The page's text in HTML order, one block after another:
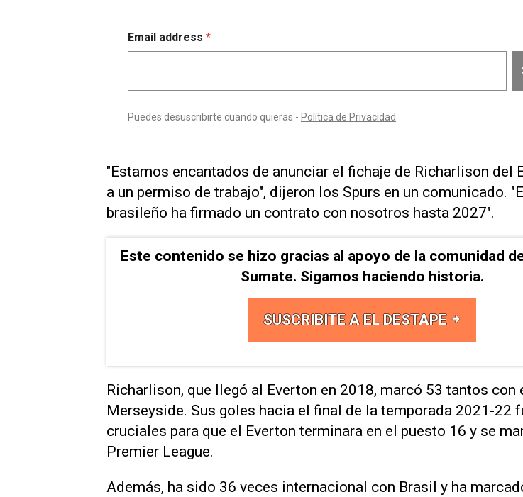
"Estamos encantados de anunciar el fichaje de Richarlison del
a un permiso de trabajo", dijeron los Spurs en un comunicado.
brasileño ha firmado un contrato con nosotros hasta 2027".
Este contenido se hizo gracias al apoyo de la comunidad
Sumate. Sigamos haciendo historia.
SUSCRIBITE A EL DESTAPE
Richarlison, que llegó al Everton en 2018, marcó 53 tantos con
Merseyside. Sus goles hacia el final de la temporada 2021-22
cruciales para que el Everton terminara en el puesto 16 y se
Premier League.
Además, ha sido 36 veces internacional con Brasil y ha